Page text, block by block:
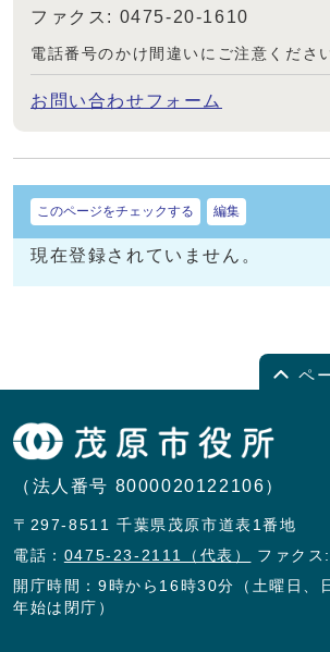
ファクス: 0475-20-1610
電話番号のかけ間違いにご注意くださ
お問い合わせフォーム
このページをチェックする 編集
現在登録されていません。
ペ
（法人番号 8000020122106）
〒297-8511 千葉県茂原市道表1番地
電話： 0475-23-2111（代表）
ファク
開庁時間：9時から16時30分（土曜日、
年始は閉庁）